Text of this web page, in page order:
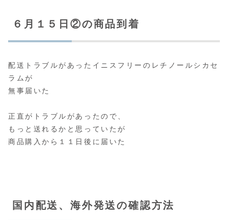
６月１５日②の商品到着
配送トラブルがあったイニスフリーのレチノールシカセ
ラムが
無事届いた
正直がトラブルがあったので、
もっと送れるかと思っていたが
商品購入から１１日後に届いた
国内配送、海外発送の確認方法